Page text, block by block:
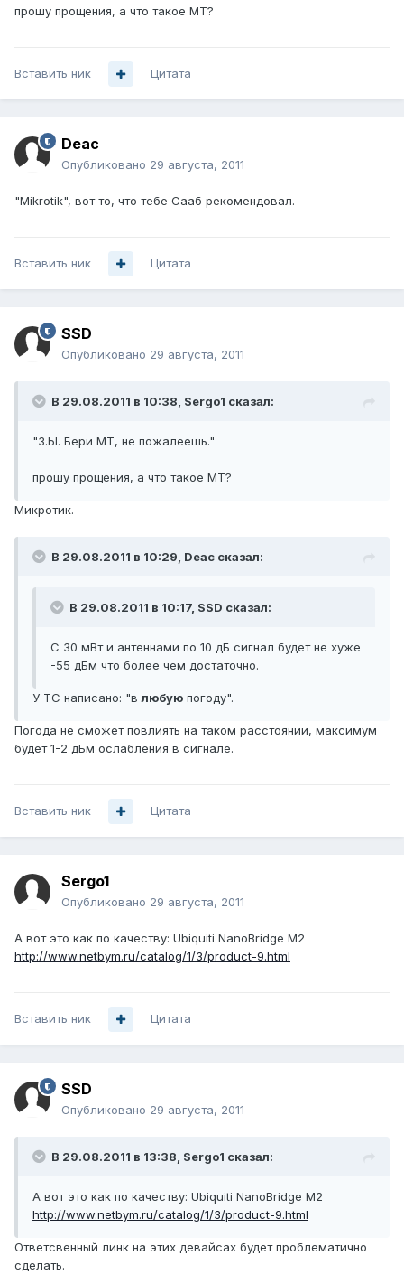
прошу прощения, а что такое МТ?
Вставить ник Цитата
Deac
Опубликовано 29 августа, 2011
"Mikrotik", вот то, что тебе Сааб рекомендовал.
Вставить ник Цитата
SSD
Опубликовано 29 августа, 2011
В 29.08.2011 в 10:38, Sergo1 сказал:
"З.Ы. Бери MT, не пожалеешь."
прошу прощения, а что такое МТ?
Микротик.
В 29.08.2011 в 10:29, Deac сказал:
В 29.08.2011 в 10:17, SSD сказал:
С 30 мВт и антеннами по 10 дБ сигнал будет не хуже
-55 дБм что более чем достаточно.
У ТС написано: "влюбую погоду".
Погода не сможет повлиять на таком расстоянии, максимум
будет 1-2 дБм ослабления в сигнале.
Вставить ник Цитата
Sergo1
Опубликовано 29 августа, 2011
А вот это как по качеству: Ubiquiti NanoBridge M2
http://www.netbym.ru/catalog/1/3/product-9.html
Вставить ник Цитата
SSD
Опубликовано 29 августа, 2011
В 29.08.2011 в 13:38, Sergo1 сказал:
А вот это как по качеству: Ubiquiti NanoBridge M2
http://www.netbym.ru/catalog/1/3/product-9.html
Ответсвенный линк на этих девайсах будет проблематично
сделать.